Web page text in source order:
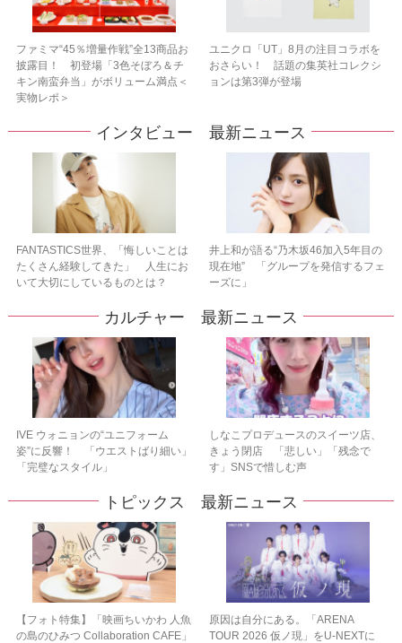
ファミマ“45％増量作戦”全13商品お
披露目！ 初登場「3色そぼろ＆チ
キン南蛮弁当」がボリューム満点＜
実物レポ＞
ユニクロ「UT」8月の注目コラボを
おさらい！ 話題の集英社コレクシ
ョンは第3弾が登場
インタビュー 最新ニュース
FANTASTICS世界、「悔しいことは
たくさん経験してきた」 人生にお
いて大切にしているものとは？
井上和が語る“乃木坂46加入5年目の
現在地” 「グループを発信するフェ
ーズに」
カルチャー 最新ニュース
IVE ウォニョンの“ユニフォーム
姿”に反響！ 「ウエストばり細い」
「完璧なスタイル」
しなこプロデュースのスイーツ店、
きょう閉店 「悲しい」「残念で
す」SNSで惜しむ声
トピックス 最新ニュース
【フォト特集】「映画ちいかわ 人魚
の島のひみつ Collaboration CAFE」
原因は自分にある。「ARENA
TOUR 2026 仮ノ現」をU-NEXTに